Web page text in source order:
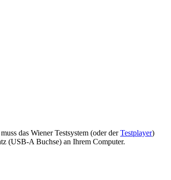
das Wiener Testsystem (oder derTestplayer)
(USB-A Buchse) an Ihrem Computer.